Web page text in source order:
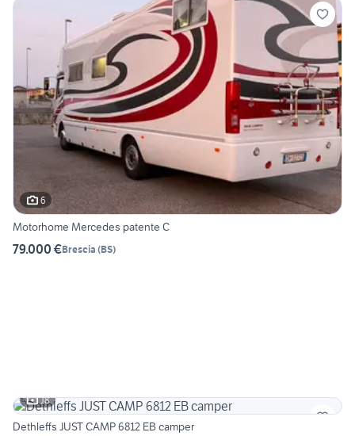
6
Motorhome Mercedes patente C
79.000 €Brescia (BS)
18
Dethleffs JUST CAMP 6812 EB camper